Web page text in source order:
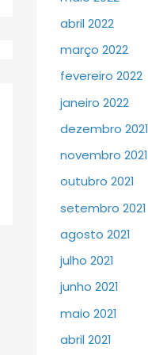
abril 2022
março 2022
fevereiro 2022
janeiro 2022
dezembro 2021
novembro 2021
outubro 2021
setembro 2021
agosto 2021
julho 2021
junho 2021
maio 2021
abril 2021